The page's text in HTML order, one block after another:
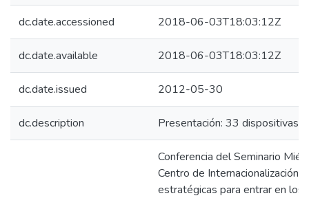
dc.date.accessioned 2018-06-03T18:03:12Z
dc.date.available 2018-06-03T18:03:12Z
dc.date.issued 2012-05-30
dc.description Presentación: 33 dispositivas.
Conferencia del Seminario
Centro de Internacionalización
estratégicas para entrar en los